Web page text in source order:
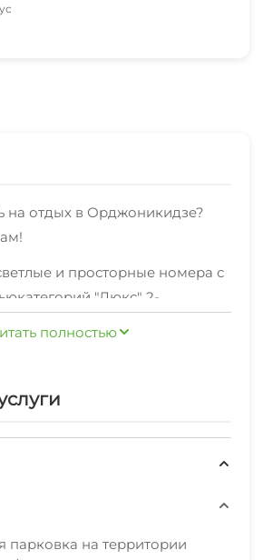
на отдых в Орджоникидзе?
и просторные номера с
"Люкс" 2-
WI-FI интернет.
отдыхающим
услуги: мангал/барбекю,
от нас пляж песчаный,
полностью
парковка на территории